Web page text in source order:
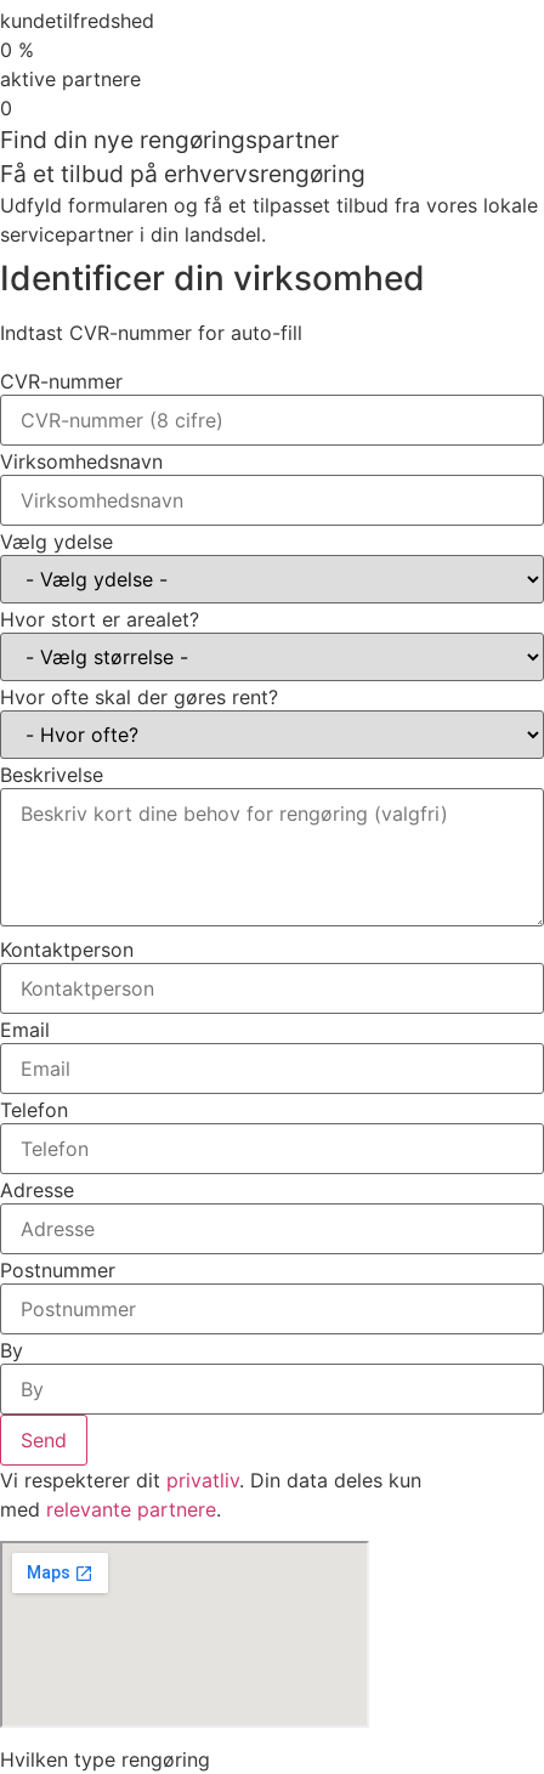
kundetilfredshed
0 %
aktive partnere
0
Find din nye rengøringspartner
Få et tilbud på erhvervsrengøring
Udfyld formularen og få et tilpasset tilbud fra vores lokale
servicepartner i din landsdel.
Identificer din virksomhed
Indtast CVR-nummer for auto-fill
CVR-nummer
Virksomhedsnavn
Vælg ydelse
Hvor stort er arealet?
Hvor ofte skal der gøres rent?
Beskrivelse
Kontaktperson
Email
Telefon
Adresse
Postnummer
By
Send
Vi respekterer dit privatliv. Din data deles kun
med relevante partnere.
Hvilken type rengøring